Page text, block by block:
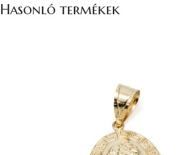
Hasonló termékek